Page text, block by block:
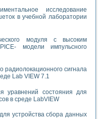
исследование
в учебной лаборатории
модуля с высоким
модели импульсного
радиолокационного сигнала
Lab VIEW 7.1
уравнений состояния для
в среде LabVIEW
устройства сбора данных